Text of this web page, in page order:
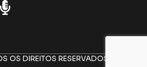
OS DIREITOS RESERVADOS